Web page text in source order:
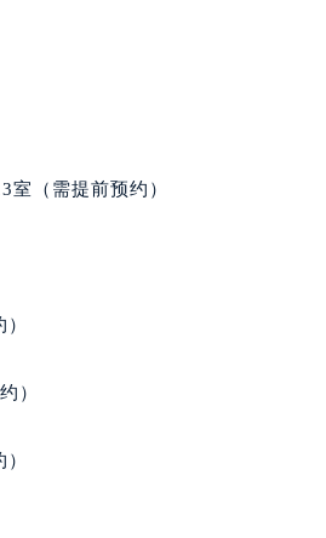
后服务中心（需提前预约）
后服务中心（需提前预约）
需提前预约）
售后服务中心（需提前预约）
需提前预约）
前预约）
提前预约）
需提前预约）
（需提前预约）
）